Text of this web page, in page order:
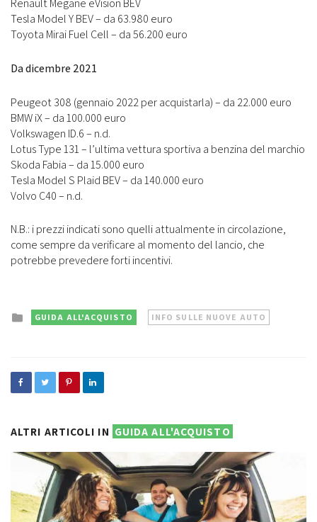
Renault Megane eVision BEV
Tesla Model Y BEV – da 63.980 euro
Toyota Mirai Fuel Cell – da 56.200 euro
Da dicembre 2021
Peugeot 308 (gennaio 2022 per acquistarla) – da 22.000 euro
BMW iX – da 100.000 euro
Volkswagen ID.6 – n.d.
Lotus Type 131 – l’ultima vettura sportiva a benzina del marchio
Skoda Fabia – da 15.000 euro
Tesla Model S Plaid BEV – da 140.000 euro
Volvo C40 – n.d.
N.B.: i prezzi indicati sono quelli attualmente in circolazione,
come sempre da verificare al momento del lancio, che
potrebbe prevedere forti incentivi.
Posted
in
GUIDA ALL'ACQUISTO INFO SULLE NUOVE AUTO
ALTRI ARTICOLI IN GUIDA ALL'ACQUISTO